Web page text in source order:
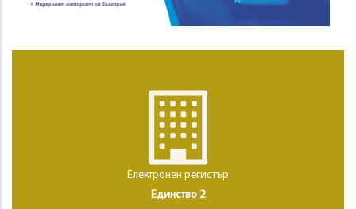
Електронен регистър
Единство 2